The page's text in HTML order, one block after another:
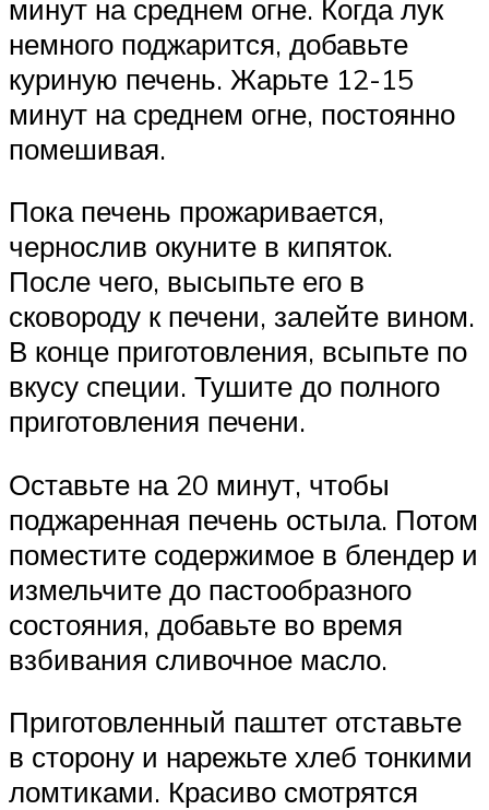
минут на среднем огне. Когда лук
немного поджарится, добавьте
куриную печень. Жарьте 12-15
минут на среднем огне, постоянно
помешивая.
Пока печень прожаривается,
чернослив окуните в кипяток.
После чего, высыпьте его в
сковороду к печени, залейте вином.
В конце приготовления, всыпьте по
вкусу специи. Тушите до полного
приготовления печени.
Оставьте на 20 минут, чтобы
поджаренная печень остыла. Потом
поместите содержимое в блендер и
измельчите до пастообразного
состояния, добавьте во время
взбивания сливочное масло.
Приготовленный паштет отставьте
в сторону и нарежьте хлеб тонкими
ломтиками. Красиво смотрятся